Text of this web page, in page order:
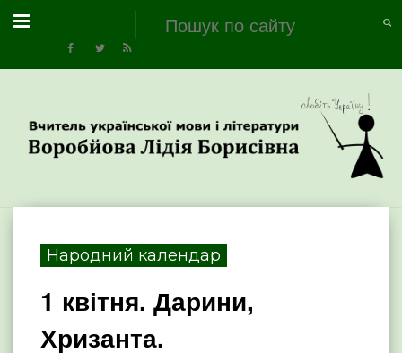
Народний календар
1 квітня. Дарини,
Хризанта.